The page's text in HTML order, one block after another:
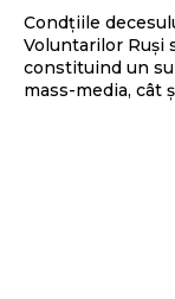
Condțiile
Voluntarilor Ruși
constituind un
mass-media, cât